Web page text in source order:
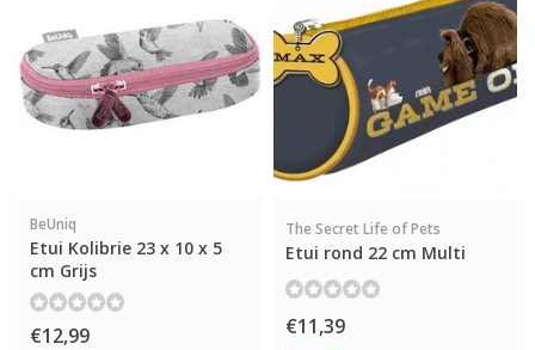
BeUniq
Etui Kolibrie 23 x 10 x 5
cm Grijs
€12,99
The Secret Life of Pets
Etui rond 22 cm Multi
€11,39